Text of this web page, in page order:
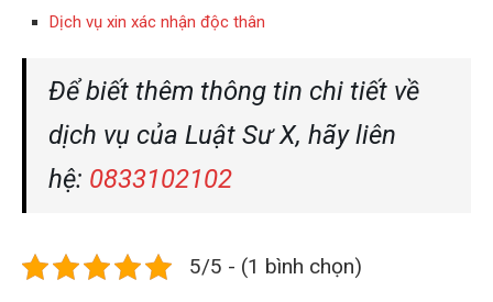
Dịch vụ xin xác nhận độc thân
Để biết thêm thông tin chi tiết về
dịch vụ của Luật Sư X, hãy liên
hệ: 0833102102
5/5 - (1 bình chọn)